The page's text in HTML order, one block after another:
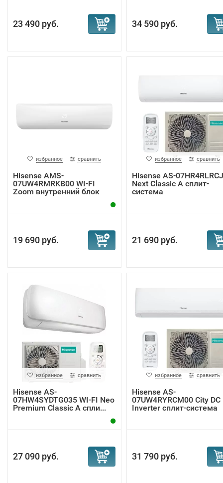
23 490 руб. 34 590 руб.
избранное сравнить
Hisense AMS-
07UW4RMRKB00 WI-FI
Zoom внутренний блок
19 690 руб.
избранное сравнить
Hisense AS-
Next Classic A сплит-
система
21 690 руб.
избранное сравнить
Hisense AS-
07HW4SYDTG035 WI-FI Neo
Premium Classic A спли...
27 090 руб.
избранное сравнить
Hisense AS-
07UW4RYRCM00 City DC
Inverter сплит-система
31 790 руб.